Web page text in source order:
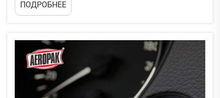
результаты на самых разных типах транспортных средств и в
ПОДРОБНЕЕ